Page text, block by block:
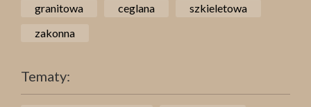
granitowa ceglana
szkieletowa
zakonna
Tematy: